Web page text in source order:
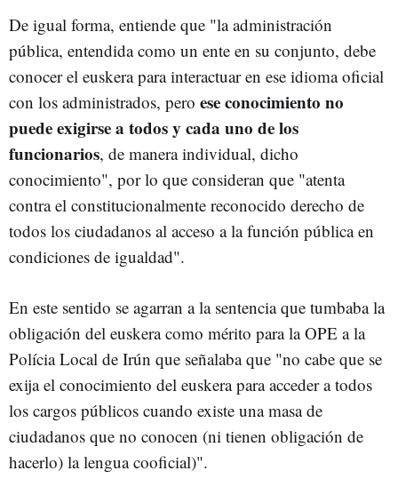
De igual forma, entiende que "la administración
pública, entendida como un ente en su conjunto, debe
conocer el euskera para interactuar en ese idioma oficial
con los administrados, pero ese conocimiento no
puede exigirse a todos y cada uno de los
funcionarios, de manera individual, dicho
conocimiento", por lo que consideran que "atenta
contra el constitucionalmente reconocido derecho de
todos los ciudadanos al acceso a la función pública en
condiciones de igualdad".
En este sentido se agarran a la sentencia que tumbaba la
obligación del euskera como mérito para la OPE a la
Polícia Local de Irún que señalaba que "no cabe que se
exija el conocimiento del euskera para acceder a todos
los cargos públicos cuando existe una masa de
ciudadanos que no conocen (ni tienen obligación de
hacerlo) la lengua cooficial)".